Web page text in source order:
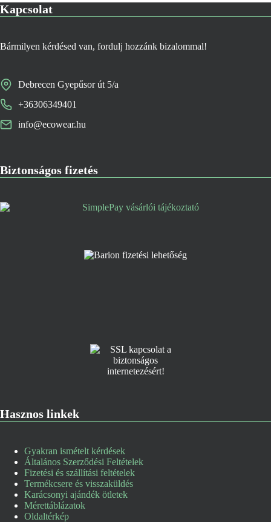
Kapcsolat
Bármilyen kérdésed van, fordulj hozzánk bizalommal!
Debrecen Gyepűsor út 5/a
+36306349401
info@ecowear.hu
Biztonságos fizetés
Hasznos linkek
Gyakran ismételt kérdések
Általános Szerződési Feltételek
Fizetési és szállítási feltételek
Termékcsere és visszaküldés
Karácsonyi ajándék ötletek
Mérettáblázatok
Oldaltérkép